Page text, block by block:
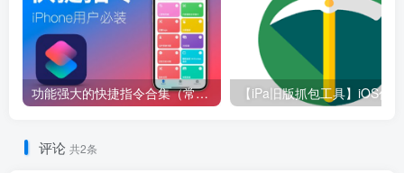
功能强大的快捷指令合集（常用）
评论 共2条